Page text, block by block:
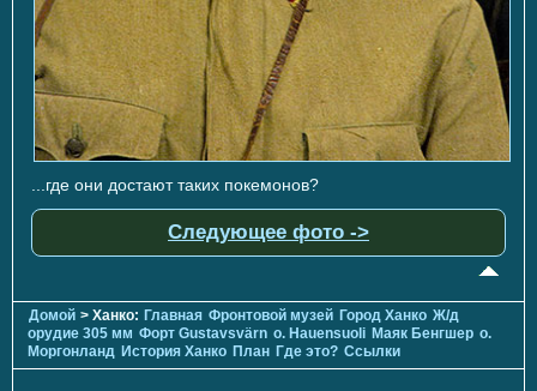
...где они достают таких покемонов?
Следующее фото ->
Домой > Ханко: Главная Фронтовой музей Город Ханко Ж/д
орудие 305 мм Форт Gustavsvärn о. Hauensuoli Маяк Бенгшер о.
Моргонланд История Ханко План Где это? Ссылки